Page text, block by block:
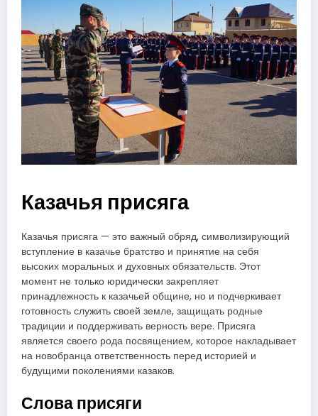
Казачья присяга
Казачья присяга — это важный обряд, символизирующий
вступление в казачье братство и принятие на себя
высоких моральных и духовных обязательств. Этот
момент не только юридически закрепляет
принадлежность к казачьей общине, но и подчеркивает
готовность служить своей земле, защищать родные
традиции и поддерживать верность вере. Присяга
является своего рода посвящением, которое накладывает
на новобранца ответственность перед историей и
будущими поколениями казаков.
Слова присяги